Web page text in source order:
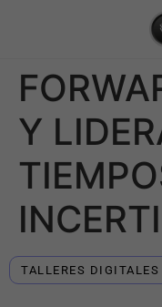
Y
TALLERES DIGITALES